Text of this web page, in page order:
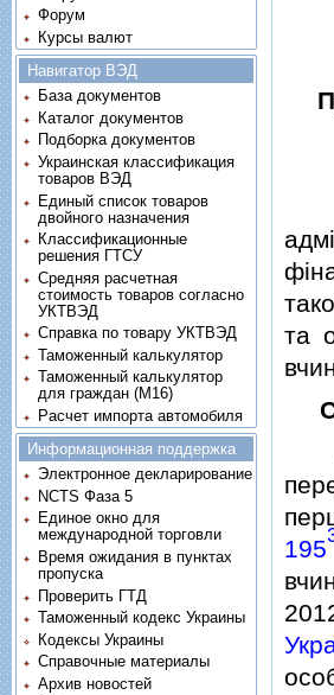
та
1.
195
Форум
Курсы валют
Навигатор ВЭД
База документов
Каталог документов
Подборка документов
Украинская классификация
товаров ВЭД
Единый список товаров
двойного назначения
Классификационные
решения ГТСУ
Средняя расчетная
стоимость товаров согласно
УКТВЭД
Справка по товару УКТВЭД
Таможенный калькулятор
Таможенный калькулятор
для граждан (M16)
Расчет импорта автомобиля
Информационная поддержка
Электронное декларирование
NCTS Фаза 5
Единое окно для
международной торговли
Время ожидания в пунктах
пропуска
Проверить ГТД
Таможенный кодекс Украины
Кодексы Украины
Справочные материалы
Архив новостей